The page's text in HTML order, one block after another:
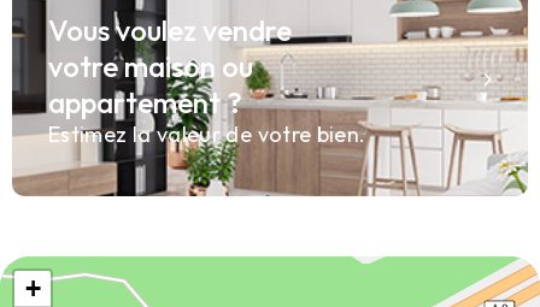
Vous voulez vendre
votre maison ou
appartement ?
Estimez la valeur de votre bien.
+